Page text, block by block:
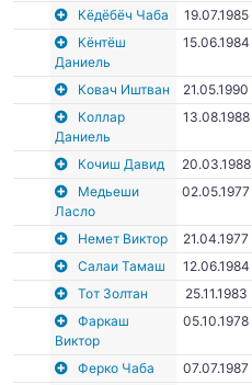
Кёдёбёч Чаба
19.07.1985
Кёнтёш
Даниель
15.06.1984
Ковач Иштван
21.05.1990
Коллар
Даниель
13.08.1988
Кочиш Давид
20.03.1988
Медьеши
Ласло
02.05.1977
Немет Виктор
21.04.1977
Салаи Тамаш
12.06.1984
Тот Золтан
25.11.1983
Фаркаш
Виктор
05.10.1978
Ферко Чаба 07.07.1987